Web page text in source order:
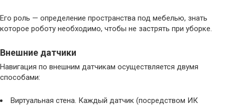
Его роль — определение пространства под мебелью, знать
которое роботу необходимо, чтобы не застрять при уборке.
Внешние датчики
Навигация по внешним датчикам осуществляется двумя
способами:
Виртуальная стена. Каждый датчик (посредством ИК